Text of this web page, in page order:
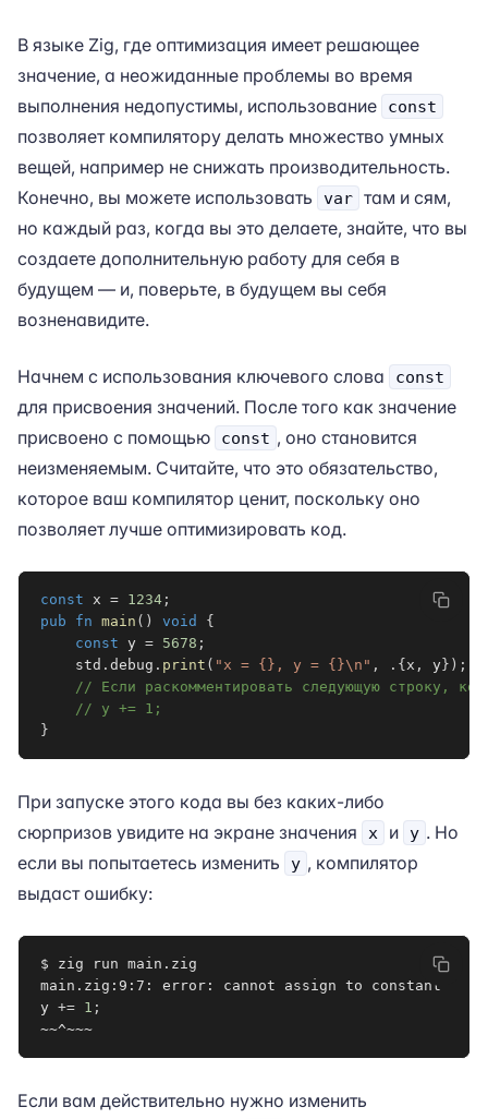
В языке Zig, где оптимизация имеет решающее
значение, а неожиданные проблемы во время
выполнения недопустимы, использование
const
позволяет компилятору делать множество умных
вещей, например не снижать производительность.
Конечно, вы можете использовать
var там и сям,
но каждый раз, когда вы это делаете, знайте, что вы
создаете дополнительную работу для себя в
будущем — и, поверьте, в будущем вы себя
возненавидите.
Начнем с использования ключевого слова const
для присвоения значений. После того как значение
присвоено с помощью
const , оно становится
неизменяемым. Считайте, что это обязательство,
которое ваш компилятор ценит, поскольку оно
позволяет лучше оптимизировать код.
const x = 1234 ;
pub
fn main ( ) void
{
const y = 5678 ;
    std
. debug . print ( "x = {}, y = {}\n" , . { x , y } ) ;
// Если раскомментировать следующую строку,
// y += 1;
}
При запуске этого кода вы без каких-либо
сюрпризов увидите на экране значения
x и y . Но
если вы попытаетесь изменить
y , компилятор
выдаст ошибку:
$ zig run main.zig
main.zig:9:7: error: cannot assign to constant
y += 1 ;
~~^~~~
Если вам действительно нужно изменить